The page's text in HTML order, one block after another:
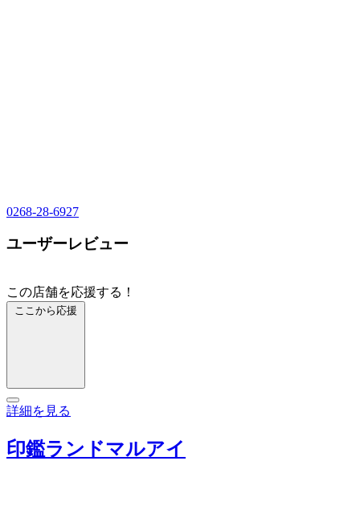
0268-28-6927
ユーザーレビュー
この店舗を応援する！
ここから応援
詳細を見る
印鑑ランドマルアイ